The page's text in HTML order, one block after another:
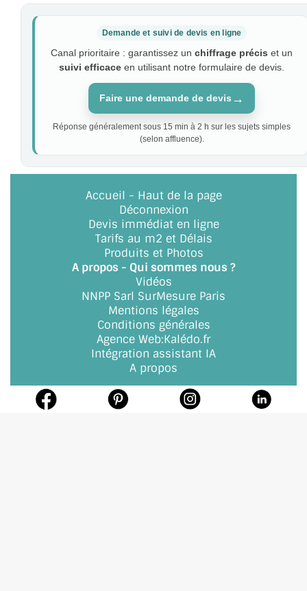
Demande et suivi de devis en ligne
Canal prioritaire : garantissez un chiffrage précis et un
suivi efficace en utilisant notre formulaire de devis.
Faire une demande de devis →
Réponse généralement sous 15 min à 2 h sur les sujets simples
(selon affluence).
Accueil - Haut de la page
Déconnexion
Devis immédiat en ligne
Tarifs au m2 et Délais
Produits et Photos
A propos - Qui sommes nous ?
Vidéos
NNPP Sarl SurMesure Paris
Mentions légales
Conditions générales
Agence Web:Kalédo.fr
Intégration assistant IA
A propos